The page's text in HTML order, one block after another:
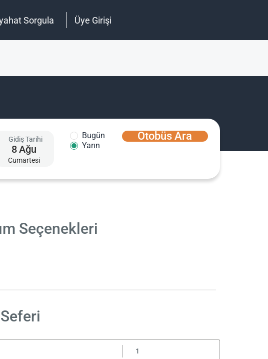
Sorgula Üye Girişi
Gidiş Tarihi
8Ağu
Cumartesi
Bugün
Yarın
Otobüs Ara
Seçenekleri
1